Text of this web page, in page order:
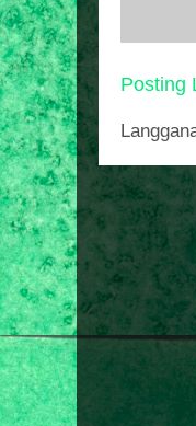
Posting